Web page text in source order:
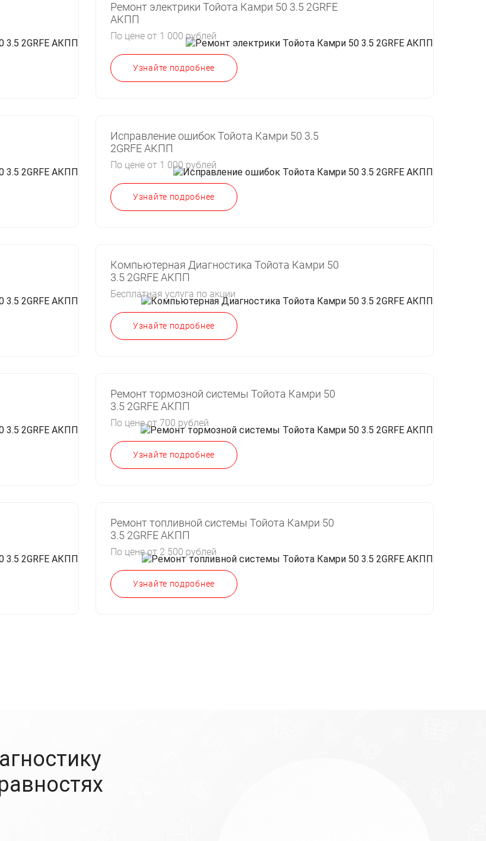
Ремонт электрики Тойота Камри 50 3.5 2GRFE
АКПП
По цене от 1 000 рублей
Узнайте подробнее
Исправление ошибок Тойота Камри 50 3.5
2GRFE АКПП
По цене от 1 000 рублей
Узнайте подробнее
Компьютерная Диагностика Тойота Камри 50
3.5 2GRFE АКПП
Бесплатная услуга по акции
Узнайте подробнее
Ремонт тормозной системы Тойота Камри 50
3.5 2GRFE АКПП
По цене от 700 рублей
Узнайте подробнее
Ремонт топливной системы Тойота Камри 50
3.5 2GRFE АКПП
По цене от 2 500 рублей
Узнайте подробнее